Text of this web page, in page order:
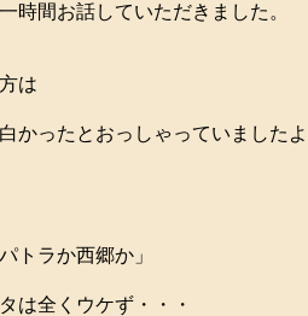
時間お話していただきました。
は
かったとおっしゃっていました
トラか西郷か」
は全くウケず・・・